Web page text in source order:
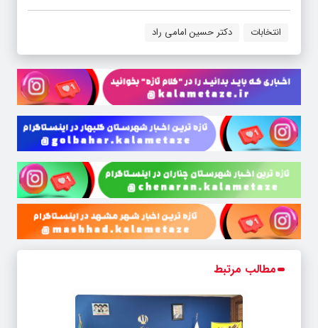
انتخابات دکتر حسین امامی راد
مطالب مرتبط